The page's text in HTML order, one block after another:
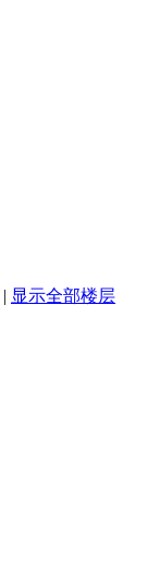
| 显示全部楼层